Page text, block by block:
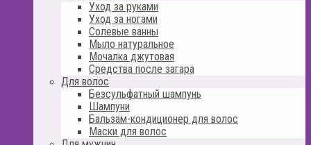
Уход за руками
Уход за ногами
Солевые ванны
Мыло натуральное
Мочалка джутовая
Средства после загара
Для волос
Безсульфатный шампунь
Шампуни
Бальзам-кондиционер для волос
Маски для волос